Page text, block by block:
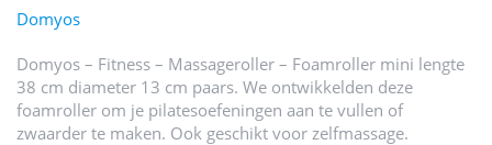
Domyos
Domyos – Fitness – Massageroller – Foamroller mini lengte
38 cm diameter 13 cm paars. We ontwikkelden deze
foamroller om je pilatesoefeningen aan te vullen of
zwaarder te maken. Ook geschikt voor zelfmassage.